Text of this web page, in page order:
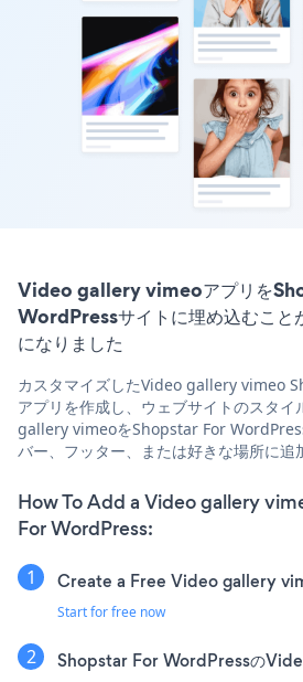
Video gallery vimeoアプリを
WordPressサイトに埋め込むこと
になりました
カスタマイズしたVideo gallery vimeo
アプリを作成し、ウェブサイトのスタ
gallery vimeoをShopstar For
バー、フッター、または好きな場所に追
How To Add a Video gallery
For WordPress:
Create a Free Video gallery
Start for free now
Shopstar For WordPressの